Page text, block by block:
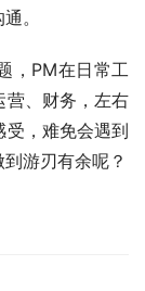
。
，PM在日常工
营、财务，左右
，难免会遇到
游刃有余呢？